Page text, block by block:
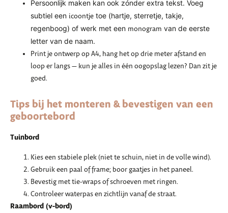
Persoonlijk maken kan ook zónder extra tekst. Voeg
subtiel een icoontje toe (hartje, sterretje, takje,
regenboog) of werk met een monogram van de eerste
letter van de naam.
Print je ontwerp op A4, hang het op drie meter afstand en
loop er langs — kun je alles in één oogopslag lezen? Dan zit je
goed.
Tips bij het monteren & bevestigen van een
geboortebord
Tuinbord
Kies een stabiele plek (niet te schuin, niet in de volle wind).
Gebruik een paal of frame; boor gaatjes in het paneel.
Bevestig met tie-wraps of schroeven met ringen.
Controleer waterpas en zichtlijn vanaf de straat.
Raambord (v-bord)